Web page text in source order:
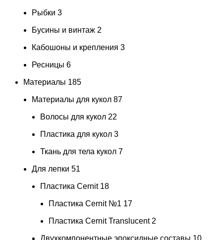
Рыбки 3
Бусины и винтаж 2
Кабошоны и крепления 3
Ресницы 6
Материалы 185
Материалы для кукол 87
Волосы для кукол 22
Пластика для кукол 3
Ткань для тела кукол 7
Для лепки 51
Пластика Cernit 18
Пластика Cernit №1 17
Пластика Cernit Translucent 2
Двухкомпонентные эпоксидные составы 10